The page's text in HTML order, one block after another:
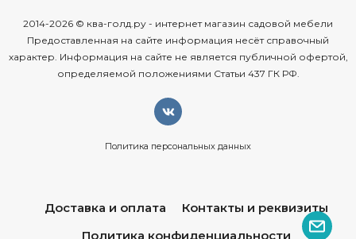
2014-2026 © ква-голд.ру - интернет магазин садовой мебели
Предоставленная на сайте информация несёт справочный
характер. Информация на сайте не является публичной офертой,
определяемой положениями Статьи 437 ГК РФ.
Политика персональных данных
Доставка и оплата
Контакты и реквизиты
Политика конфиденциальности